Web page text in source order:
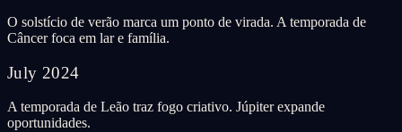
O solstício de verão marca um ponto de virada. A temporada de
Câncer foca em lar e família.
July 2024
A temporada de Leão traz fogo criativo. Júpiter expande
oportunidades.